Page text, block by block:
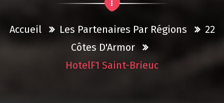
Accueil Les Partenaires Par Régions
22
Côtes D'Armor
HotelF1 Saint-Brieuc